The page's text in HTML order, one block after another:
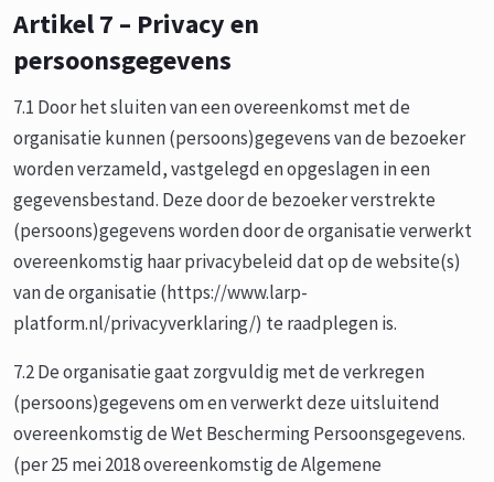
Artikel 7 – Privacy en
persoonsgegevens
7.1 Door het sluiten van een overeenkomst met de
organisatie kunnen (persoons)gegevens van de bezoeker
worden verzameld, vastgelegd en opgeslagen in een
gegevensbestand. Deze door de bezoeker verstrekte
(persoons)gegevens worden door de organisatie verwerkt
overeenkomstig haar privacybeleid dat op de website(s)
van de organisatie (https://www.larp-
platform.nl/privacyverklaring/) te raadplegen is.
7.2 De organisatie gaat zorgvuldig met de verkregen
(persoons)gegevens om en verwerkt deze uitsluitend
overeenkomstig de Wet Bescherming Persoonsgegevens.
(per 25 mei 2018 overeenkomstig de Algemene